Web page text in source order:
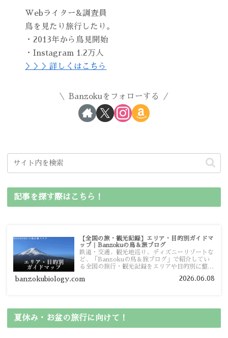
Webライター&調査員
鳥を見たり旅行したり。
・2013年から鳥見開始
・Instagram 1.2万人
＞＞＞詳しくはこちら
Banzokuをフォローする
記事を探す際はこちら！
【全国の旅・観光記録】エリア・目的別ガイドマ
ップ｜Banzokuの鳥＆旅ブログ
鉄道・交通、観光地巡り、ディズニーリゾートな
ど、「Banzokuの鳥＆旅ブログ」で紹介してい
る全国の旅行・観光記録をエリアや目的別に整理
ガイドマップからスムーズに見つけていただけま
banzokubiology.com 2026.06.08
夏休み・お盆の旅行に向けて！